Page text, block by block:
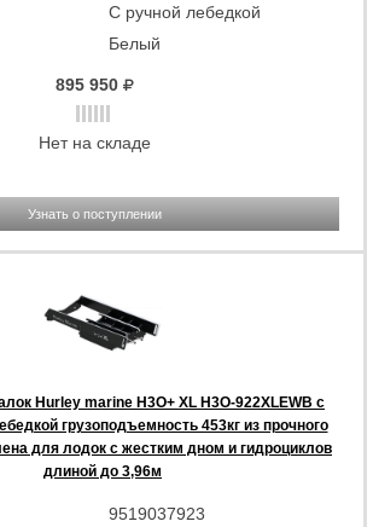
С ручной лебедкой
Белый
895 950
Нет на складе
Узнать о поступлении
Hurley marine H3O+ XL H3O-922XLEWB с
грузоподъемность 453кг из прочного
для лодок с жестким дном и гидроциклов
длиной до 3,96м
9519037923